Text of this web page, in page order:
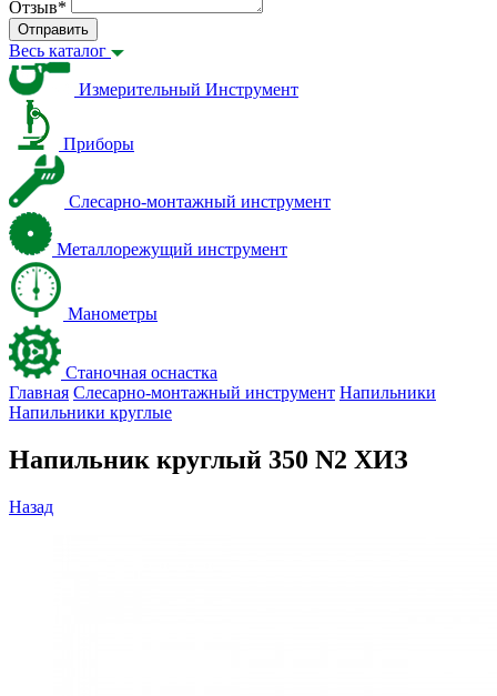
Отзыв*
Отправить
Весь каталог
Измерительный Инструмент
Приборы
Слесарно-монтажный инструмент
Металлорежущий инструмент
Манометры
Станочная оснастка
Главная Слесарно-монтажный инструмент Напильники
Напильники круглые
Напильник круглый 350 N2 ХИЗ
Назад